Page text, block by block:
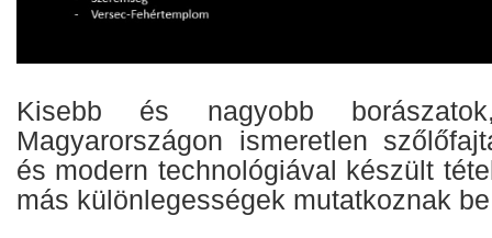
Kisebb és nagyobb
Magyarországon ismeretlen
és modern technológiával készült
más különlegességek mutatkoznak